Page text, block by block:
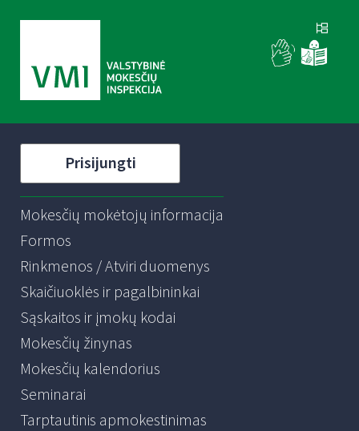
Prisijungti
Mokesčių mokėtojų informacija
Formos
Rinkmenos / Atviri duomenys
Skaičiuoklės ir pagalbininkai
Sąskaitos ir įmokų kodai
Mokesčių žinynas
Mokesčių kalendorius
Seminarai
Tarptautinis apmokestinimas